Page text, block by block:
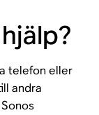
telefon eller
andra